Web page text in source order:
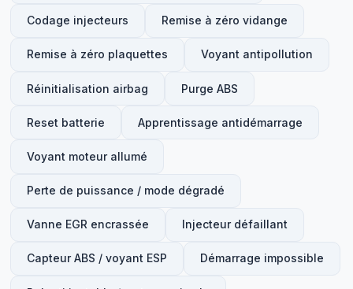
Codage injecteurs Remise à zéro vidange
Remise à zéro plaquettes Voyant antipollution
Réinitialisation airbag Purge ABS
Reset batterie Apprentissage antidémarrage
Voyant moteur allumé
Perte de puissance / mode dégradé
Vanne EGR encrassée Injecteur défaillant
Capteur ABS / voyant ESP Démarrage impossible